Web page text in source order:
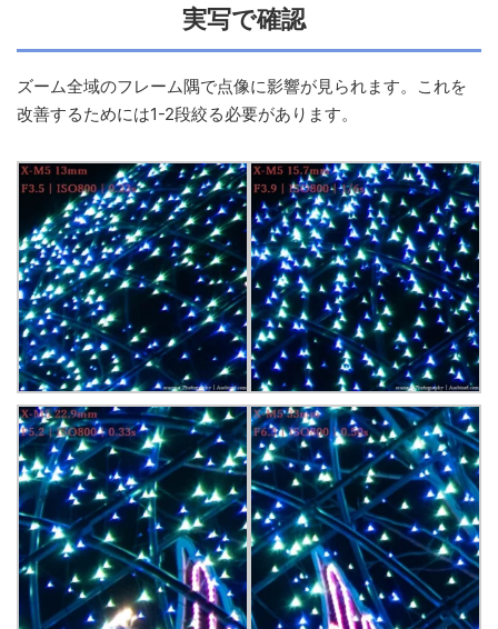
実写で確認
ズーム全域のフレーム隅で点像に影響が見られます。これを
改善するためには1-2段絞る必要があります。